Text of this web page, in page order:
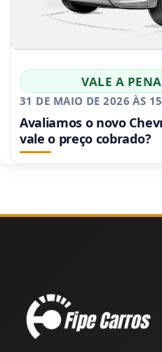
VALE A
31 DE MAIO DE 2026 ÀS
Avaliamos o novo
vale o preço cobrado?